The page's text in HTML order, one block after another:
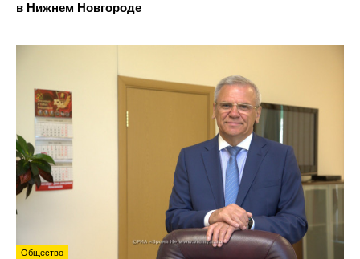
в Нижнем Новгороде
Общество